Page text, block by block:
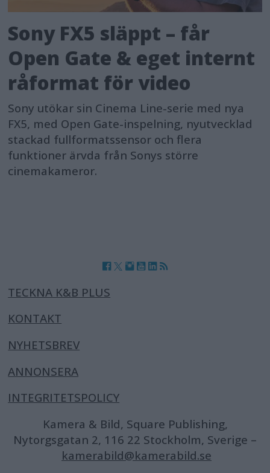
Sony FX5 släppt – får
Open Gate & eget internt
råformat för video
Sony utökar sin Cinema Line-serie med nya
FX5, med Open Gate-inspelning, nyutvecklad
stackad fullformatssensor och flera
funktioner ärvda från Sonys större
cinemakameror.
TECKNA K&B PLUS
KONTAKT
NYHETSBREV
ANNONSERA
INTEGRITETSPOLICY
Kamera & Bild, Square Publishing,
Nytorgsgatan 2, 116 22 Stockholm, Sverige –
kamerabild@kamerabild.se